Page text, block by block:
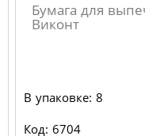
Бумага для
Виконт
В упаковке: 8
Код: 6704